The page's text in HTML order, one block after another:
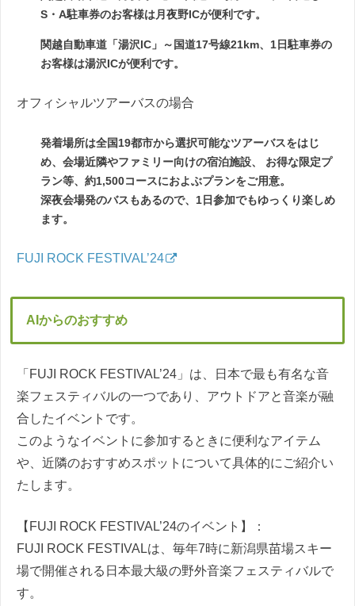
S・A駐車券のお客様は月夜野ICが便利です。
関越自動車道「湯沢IC」～国道17号線21km、1日駐車券の
お客様は湯沢ICが便利です。
オフィシャルツアーバスの場合
発着場所は全国19都市から選択可能なツアーバスをはじ
め、会場近隣やファミリー向けの宿泊施設、 お得な限定プ
ラン等、約1,500コースにおよぶプランをご用意。
深夜会場発のバスもあるので、1日参加でもゆっくり楽しめ
ます。
FUJI ROCK FESTIVAL’24
AIからのおすすめ
「FUJI ROCK FESTIVAL’24」は、日本で最も有名な音
楽フェスティバルの一つであり、アウトドアと音楽が融
合したイベントです。
このようなイベントに参加するときに便利なアイテム
や、近隣のおすすめスポットについて具体的にご紹介い
たします。
【FUJI ROCK FESTIVAL’24のイベント】：
FUJI ROCK FESTIVALは、毎年7時に新潟県苗場スキー
場で開催される日本最大級の野外音楽フェスティバルで
す。